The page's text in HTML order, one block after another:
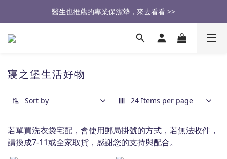
醫生也推薦的專業保潔墊，來去看看 >>
醫生也推薦的專業保潔墊，來去看看 >>
加入會員，享百元折扣💰  來去看看 >>
醫生也推薦的專業保潔墊，來去看看 >>
寢之堡生活好物
Sort by 24 Items per page
若單買洗衣袋宅配，會使用郵局掛號的方式，若無法收件，
請換成7-11或全家取貨，感謝您的支持與配合。